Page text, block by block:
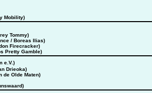
Mobility)
Tommy)
/ Boreas Ilias)
Firecracker)
Pretty Gamble)
e.V.)
Drieoka)
de Olde Maten)